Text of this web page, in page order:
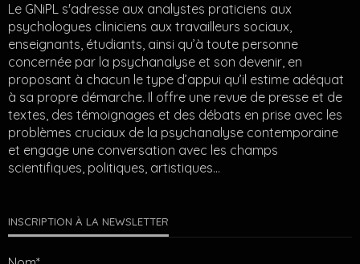
Le GNiPL s'adresse aux analystes praticiens aux
psychologues cliniciens aux travailleurs sociaux,
enseignants, étudiants, ainsi qu’à toute personne
concernée par la psychanalyse et son devenir, en
proposant à chacun le type d’appui qu’il estime adéquat
à sa propre démarche. Il offre une revue de presse et de
textes, des témoignages et des débats en prise avec les
problèmes cruciaux de la psychanalyse contemporaine
et engage une conversation avec les champs
scientifiques, politiques, artistiques…
INSCRIPTION À LA NEWSLETTER